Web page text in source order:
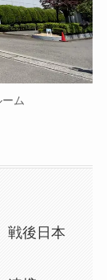
ム
戦後日本